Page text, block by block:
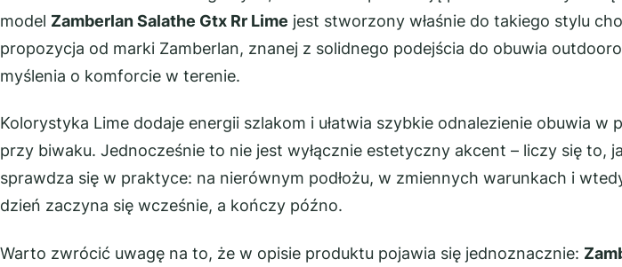
model Zamberlan Salathe Gtx Rr Lime jest stworzony właśnie do takiego stylu
propozycja od marki Zamberlan, znanej z solidnego podejścia do obuwia
myślenia o komforcie w terenie.
Kolorystyka Lime dodaje energii szlakom i ułatwia szybkie odnalezienie obuwia w
przy biwaku. Jednocześnie to nie jest wyłącznie estetyczny akcent – liczy się to,
sprawdza się w praktyce: na nierównym podłożu, w zmiennych warunkach i
dzień zaczyna się wcześnie, a kończy późno.
Warto zwrócić uwagę na to, że w opisie produktu pojawia się jednoznacznie: